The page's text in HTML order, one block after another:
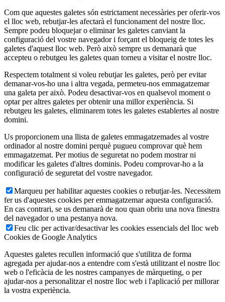
Com que aquestes galetes són estrictament necessàries per oferir-vos
el lloc web, rebutjar-les afectarà el funcionament del nostre lloc.
Sempre podeu bloquejar o eliminar les galetes canviant la
configuració del vostre navegador i forçant el bloqueig de totes les
galetes d'aquest lloc web. Però això sempre us demanarà que
accepteu o rebutgeu les galetes quan torneu a visitar el nostre lloc.
Respectem totalment si voleu rebutjar les galetes, però per evitar
demanar-vos-ho una i altra vegada, permeteu-nos emmagatzemar
una galeta per això. Podeu desactivar-vos en qualsevol moment o
optar per altres galetes per obtenir una millor experiència. Si
rebutgeu les galetes, eliminarem totes les galetes establertes al nostre
domini.
Us proporcionem una llista de galetes emmagatzemades al vostre
ordinador al nostre domini perquè pugueu comprovar què hem
emmagatzemat. Per motius de seguretat no podem mostrar ni
modificar les galetes d'altres dominis. Podeu comprovar-ho a la
configuració de seguretat del vostre navegador.
Marqueu per habilitar aquestes cookies o rebutjar-les. Necessitem
fer us d'aquestes cookies per emmagatzemar aquesta configuració.
En cas contrari, se us demanarà de nou quan obriu una nova finestra
del navegador o una pestanya nova.
Feu clic per activar/desactivar les cookies essencials del lloc web
Cookies de Google Analytics
Aquestes galetes recullen informació que s'utilitza de forma
agregada per ajudar-nos a entendre com s'està utilitzant el nostre lloc
web o l'eficàcia de les nostres campanyes de màrqueting, o per
ajudar-nos a personalitzar el nostre lloc web i l'aplicació per millorar
la vostra experiència.